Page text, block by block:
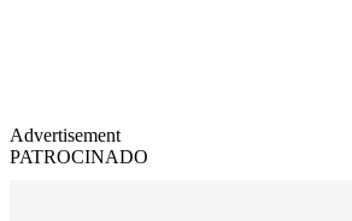
Advertisement
PATROCINADO